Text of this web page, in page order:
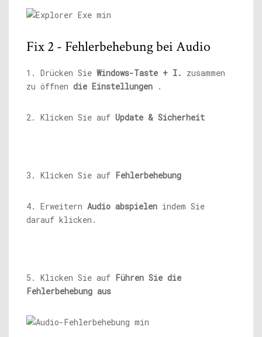
Fix 2 - Fehlerbehebung bei Audio
1. Drücken Sie Windows-Taste + I. zusammen
zu öffnen die Einstellungen .
2. Klicken Sie auf Update & Sicherheit
3. Klicken Sie auf Fehlerbehebung
4. Erweitern Audio abspielen indem Sie
darauf klicken.
5. Klicken Sie auf Führen Sie die
Fehlerbehebung aus